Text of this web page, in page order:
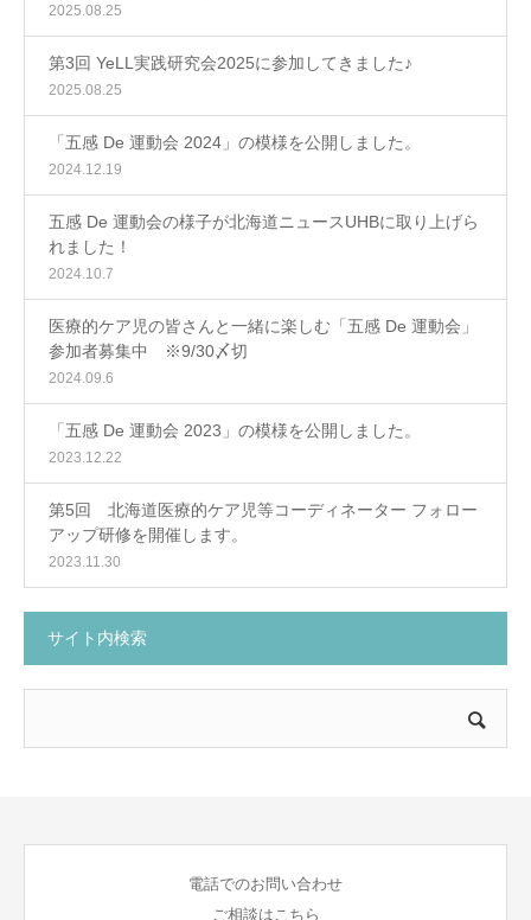
2025.08.25
第3回 YeLL実践研究会2025に参加してきました♪
2025.08.25
「五感 De 運動会 2024」の模様を公開しました。
2024.12.19
五感 De 運動会の様子が北海道ニュースUHBに取り上げら
れました！
2024.10.7
医療的ケア児の皆さんと一緒に楽しむ「五感 De 運動会」
参加者募集中 ※9/30〆切
2024.09.6
「五感 De 運動会 2023」の模様を公開しました。
2023.12.22
第5回 北海道医療的ケア児等コーディネーター フォロー
アップ研修を開催します。
2023.11.30
サイト内検索
電話でのお問い合わせ
ご相談はこちら